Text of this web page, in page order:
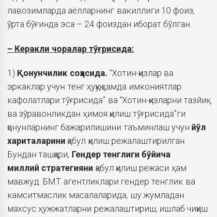
лавозимларда аёлларнинг вакиллиги 10 фоиз,
ўрта бўғинда эса – 24 фоиздан иборат бўлган.
– Керакли чоралар тўғрисида:
1) Қонунчилик соҳасида. “Хотин-қизлар ва
эркаклар учун тенг ҳуқуқ ҳамда имкониятлар
кафолатлари тўғрисида” ва “Хотин-қизларни тазйиқ
ва зўравонликдан ҳимоя қилиш тўғрисида”ги
қонунларнинг бажарилишини таъминлаш учун йўл
хариталарини қабул қилиш режалаштирилган.
Бундан ташқари, Гендер тенглиги бўйича
миллий стратегияни қабул қилиш режаси ҳам
мавжуд. БМТ агентликлари гендер тенглик ва
камситмаслик масалаларида, шу жумладан
махсус ҳужжатларни режалаштириш, ишлаб чиқиш